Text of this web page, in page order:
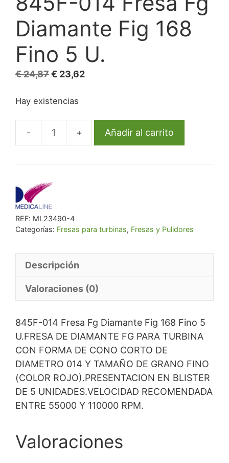
Diamante Fig 168
Fino 5 U.
€24,87El
original
€ 24,87.
€ 23,62El
€ 23,62.
Hay existencias
845F-
Fresa
Fino
Añadir al carrito
REF: ML23490-4
Categorías: Fresas para turbinas, Fresas y Pulidores
Descripción
Valoraciones (0)
845F-014 Fresa Fg Diamante Fig 168 Fino 5
U.FRESA DE DIAMANTE FG PARA TURBINA
CON FORMA DE CONO CORTO DE
DIAMETRO 014 Y TAMAÑO DE GRANO FINO
(COLOR ROJO).PRESENTACION EN BLISTER
DE 5 UNIDADES.VELOCIDAD RECOMENDADA
ENTRE 55000 Y 110000 RPM.
Valoraciones